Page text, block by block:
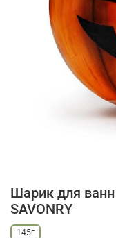
Шарик для
SAVONRY
145г